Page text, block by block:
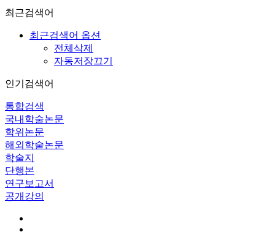
최근검색어
최근검색어 옵션
전체삭제
자동저장끄기
인기검색어
통합검색
국내학술논문
학위논문
해외학술논문
학술지
단행본
연구보고서
공개강의